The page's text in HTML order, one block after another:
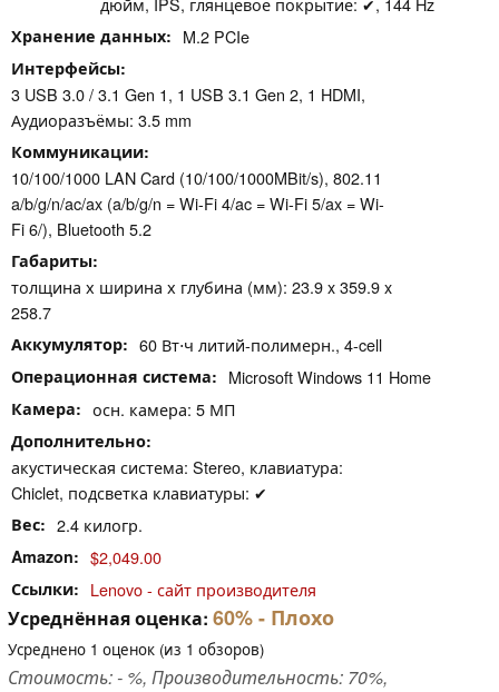
Хранение данных M.2 PCIe
Интерфейсы
3 USB 3.0 / 3.1 Gen 1, 1 USB 3.1 Gen 2, 1 HDMI,
Аудиоразъёмы: 3.5 mm
Коммуникации
10/100/1000 LAN Card (10/100/1000MBit/s), 802.11
a/b/g/n/ac/ax (a/b/g/n = Wi-Fi 4/ac = Wi-Fi 5/ax = Wi-
Fi 6/), Bluetooth 5.2
Габариты
толщина х ширина х глубина (мм): 23.9 x 359.9 x
258.7
Аккумулятор 60 Вт⋅ч литий-полимерн., 4-cell
Операционная система Microsoft Windows 11 Home
Камера осн. камера: 5 МП
Дополнительно
акустическая система: Stereo, клавиатура:
Chiclet, подсветка клавиатуры: ✔
Вес 2.4 килогр.
Amazon $2,049.00
Ссылки Lenovo - сайт производителя
Усреднённая оценка: 60%- Плохо
Усреднено 1 оценок (из 1 обзоров)
Стоимость: - %, Производительность: 70%,